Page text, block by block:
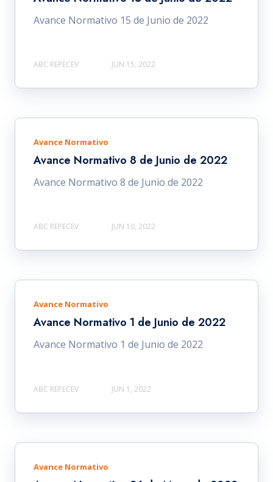
Avance Normativo 15 de Junio de 2022
ABC REPECEV JUN 15, 2022
Avance Normativo
Avance Normativo 8 de Junio de 2022
Avance Normativo 8 de Junio de 2022
ABC REPECEV JUN 10, 2022
Avance Normativo
Avance Normativo 1 de Junio de 2022
Avance Normativo 1 de Junio de 2022
ABC REPECEV JUN 1, 2022
Avance Normativo